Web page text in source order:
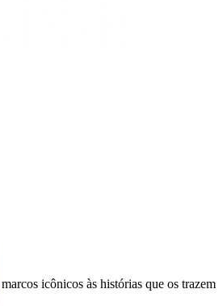
icônicos às histórias que os trazem